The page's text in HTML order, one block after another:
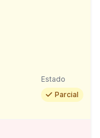
Estado
Parcial